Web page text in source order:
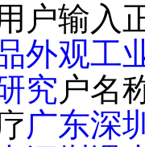
输入
外观工
究户名
广东深